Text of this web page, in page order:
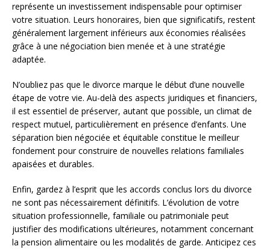
représente un investissement indispensable pour optimiser
votre situation. Leurs honoraires, bien que significatifs, restent
généralement largement inférieurs aux économies réalisées
grâce à une négociation bien menée et à une stratégie
adaptée.
N’oubliez pas que le divorce marque le début d’une nouvelle
étape de votre vie. Au-delà des aspects juridiques et financiers,
il est essentiel de préserver, autant que possible, un climat de
respect mutuel, particulièrement en présence d’enfants. Une
séparation bien négociée et équitable constitue le meilleur
fondement pour construire de nouvelles relations familiales
apaisées et durables.
Enfin, gardez à l’esprit que les accords conclus lors du divorce
ne sont pas nécessairement définitifs. L’évolution de votre
situation professionnelle, familiale ou patrimoniale peut
justifier des modifications ultérieures, notamment concernant
la pension alimentaire ou les modalités de garde. Anticipez ces